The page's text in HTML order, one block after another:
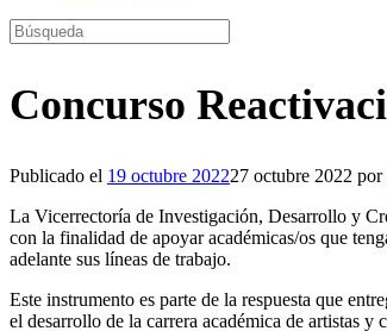
Buscar:
Concurso
Publicado el 19 octubre 202227 octubre 2022 por
La Vicerrectoría de Investigación, Desarrollo y
con la finalidad de apoyar académicas/os que
adelante sus líneas de trabajo.
Este instrumento es parte de la respuesta que
el desarrollo de la carrera académica de artistas